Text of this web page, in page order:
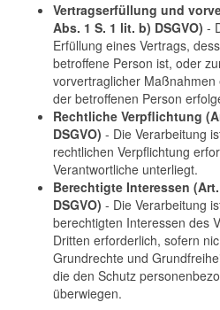
Vertragserfüllung und
Abs. 1 S. 1 lit. b) DSGVO) -
Erfüllung eines Vertrags,
betroffene Person ist, oder
vorvertraglicher
der betroffenen Person
Rechtliche Verpflichtung
DSGVO) - Die Verarbeitung
rechtlichen Verpflichtung
Verantwortliche unterliegt.
Berechtigte Interessen
DSGVO) - Die Verarbeitung
berechtigten Interessen des
Dritten erforderlich, sofern
Grundrechte und
die den Schutz
überwiegen.